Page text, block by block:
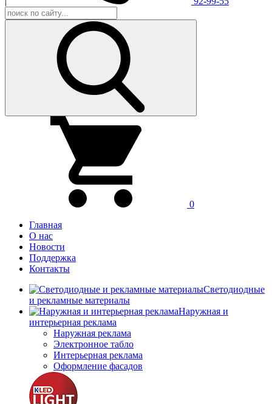
0
Главная
О нас
Новости
Поддержка
Контакты
Светодиодные
и рекламные материалы
Наружная и
интерьерная реклама
Наружная реклама
Электронное табло
Интерьерная реклама
Оформление фасадов